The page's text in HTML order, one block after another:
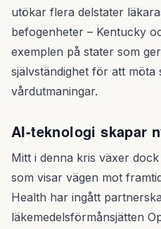
utökar flera delstater
befogenheter – Kentucky
exemplen på stater som
självständighet för att möta
vårdutmaningar.
AI-teknologi skapar
Mitt i denna kris växer
som visar vägen mot
Health har ingått
läkemedelsförmånsjätten